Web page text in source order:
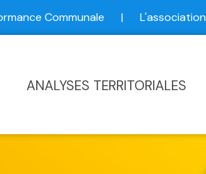
Communale | L'association
ANALYSES TERRITORIALES